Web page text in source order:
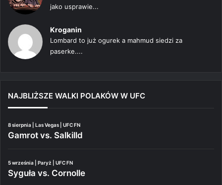
jako usprawie...
Kroganin
Lombard to już ogurek a mahmud siedzi za
paserke....
NAJBLIŻSZE WALKI POLAKÓW W UFC
8 sierpnia | Las Vegas | UFC FN
Gamrot vs. Salkilld
5 września | Paryż | UFC FN
Syguła vs. Cornolle